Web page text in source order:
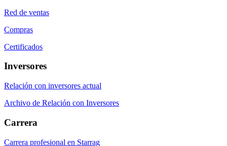
Red de ventas
Compras
Certificados
Inversores
Relación con inversores actual
Archivo de Relación con Inversores
Carrera
Carrera profesional en Starrag